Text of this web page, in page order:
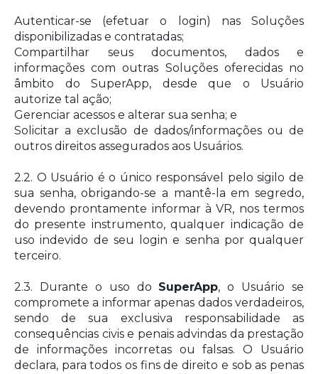
Autenticar-se (efetuar o login) nas Soluções
disponibilizadas e contratadas;
Compartilhar seus documentos, dados e
informações com outras Soluções oferecidas no
âmbito do SuperApp, desde que o Usuário
autorize tal ação;
Gerenciar acessos e alterar sua senha; e
Solicitar a exclusão de dados/informações ou de
outros direitos assegurados aos Usuários.
2.2. O Usuário é o único responsável pelo sigilo de
sua senha, obrigando-se a mantê-la em segredo,
devendo prontamente informar à VR, nos termos
do presente instrumento, qualquer indicação de
uso indevido de seu login e senha por qualquer
terceiro.
2.3. Durante o uso do SuperApp, o Usuário se
compromete a informar apenas dados verdadeiros,
sendo de sua exclusiva responsabilidade as
consequências civis e penais advindas da prestação
de informações incorretas ou falsas. O Usuário
declara, para todos os fins de direito e sob as penas